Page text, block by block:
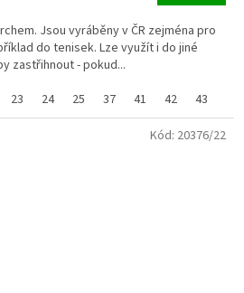
Jsou vyráběny v ČR zejména pro
do tenisek. Lze využít i do jiné
zastřihnout - pokud...
23 24 25 37 41 42 43
Kód: 20376/22